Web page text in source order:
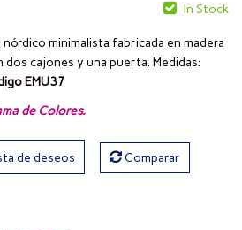
In Stock
minimalista fabricada en madera
dos cajones y una puerta. Medidas:
EMU37
de Colores.
de deseos Comparar